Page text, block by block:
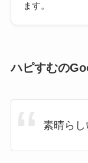
ます。
ハピすむの
素晴らし